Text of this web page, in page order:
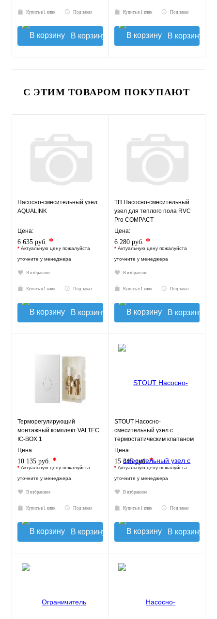
Купить в 1 клик Под заказ
В корзину
Купить в 1 клик Под заказ
В корзину
С ЭТИМ ТОВАРОМ ПОКУПАЮТ
Насосно-смесительный узел
AQUALINK
Цена:
6 635 руб. *
* Актуальную цену пожалуйста
уточните у менеджера
В избранное
Купить в 1 клик Под заказ
В корзину
ТП Насосно-смесительный
узел для теплого пола RVC
Pro COMPACT
Цена:
6 280 руб. *
* Актуальную цену пожалуйста
уточните у менеджера
В избранное
Купить в 1 клик Под заказ
В корзину
Терморегулирующий
монтажный комплект VALTEC
IC-BOX 1
Цена:
10 135 руб. *
* Актуальную цену пожалуйста
уточните у менеджера
В избранное
Купить в 1 клик Под заказ
В корзину
STOUT Насосно-
смесительный узел с
термостатическим клапаном
20-43°C, с насосом UPSO
Цена:
15 345 руб.*
* Актуальную цену пожалуйста
уточните у менеджера
В избранное
Купить в 1 клик Под заказ
В корзину